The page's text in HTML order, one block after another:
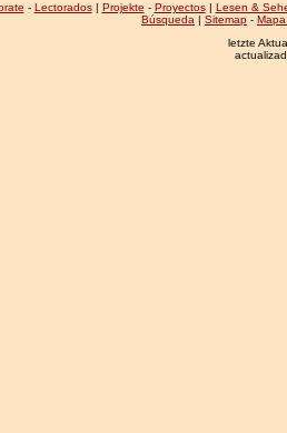
- Lectorados| Projekte - Proyectos| Lesen &
Búsqueda | Sitemap -
letzte